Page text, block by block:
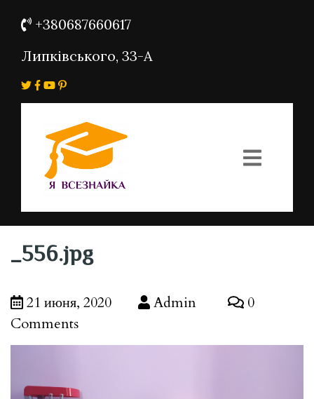
+380687660617
Липківського, 33-А
_556.jpg
21 июня, 2020 Admin
0
Comments